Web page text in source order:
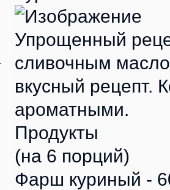
Упрощенный
сливочным
вкусный рецепт.
ароматными.
Продукты
(на 6 порций)
Фарш куриный -